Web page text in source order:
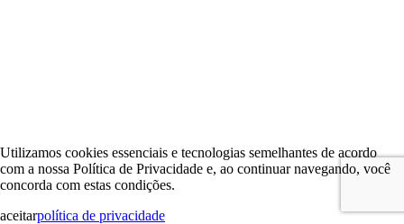
Utilizamos cookies essenciais e tecnologias semelhantes de acordo
com a nossa Política de Privacidade e, ao continuar navegando, você
concorda com estas condições.
aceitarpolítica de privacidade